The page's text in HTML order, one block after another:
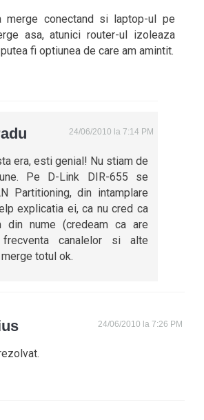
merge conectand si laptop-ul pe
asa, atunici router-ul izoleaza
fi optiunea de care am amintit.
24/06/2010 la 7:14 PM
era, esti genial! Nu stiam de
Pe D-Link DIR-655 se
Partitioning, din intamplare
explicatia ei, ca nu cred ca
din nume (credeam ca are
canalelor si alte
totul ok.
24/06/2010 la 7:26 PM